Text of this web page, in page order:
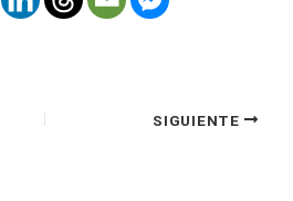
SIGUIENTE